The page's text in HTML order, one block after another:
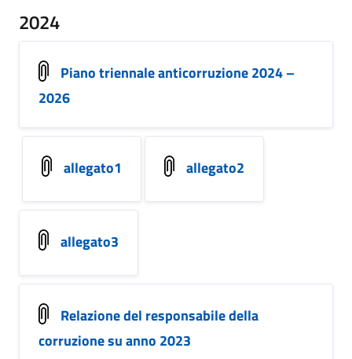
2024
Piano triennale anticorruzione 2024 –
2026
allegato1 allegato2
allegato3
Relazione del responsabile della
corruzione su anno 2023